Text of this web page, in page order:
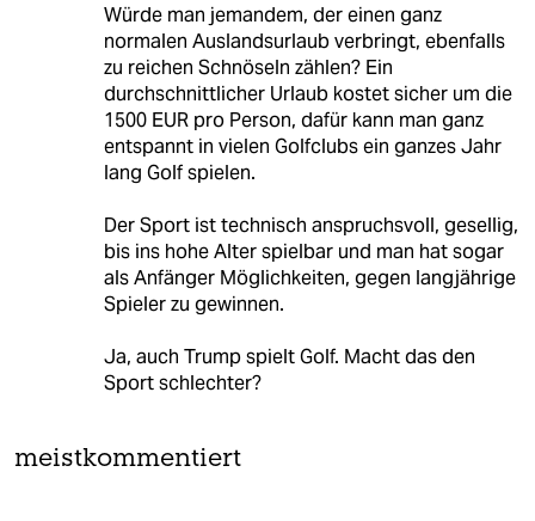
Würde man jemandem, der einen ganz
normalen Auslandsurlaub verbringt, ebenfalls
zu reichen Schnöseln zählen? Ein
durchschnittlicher Urlaub kostet sicher um die
1500 EUR pro Person, dafür kann man ganz
entspannt in vielen Golfclubs ein ganzes Jahr
lang Golf spielen.
Der Sport ist technisch anspruchsvoll, gesellig,
bis ins hohe Alter spielbar und man hat sogar
als Anfänger Möglichkeiten, gegen langjährige
Spieler zu gewinnen.
Ja, auch Trump spielt Golf. Macht das den
Sport schlechter?
meistkommentiert